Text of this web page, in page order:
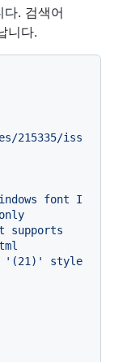
. 검색어
니다.
215335/iss
font I